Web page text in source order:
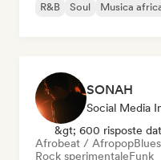
R&B
Soul Musica
SONAH
Social Media
&gt; 600 risposte
Afrobeat / AfropopBlues
Rock sperimentaleFunk